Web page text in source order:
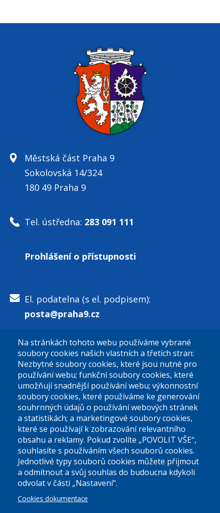
Městská část Praha 9
Sokolovská 14/324
180 49 Praha 9
Tel. ústředna: 283 091 111
Prohlášení o přístupnosti
El. podatelna (s el. podpisem):
posta@praha9.cz
El. podatelna (bez el. podpisu):
podatelna@praha9.cz
Úřední dny:
Po a St: 08.00-12.00; 13.00-18.00
Úřední hodiny
Na stránkách tohoto webu používáme vybrané
soubory cookies našich vlastních a třetích stran:
Nezbytné soubory cookies, které jsou nutné pro
používání webu; funkční soubory cookies, které
umožňují snadnější používání webu; výkonnostní
soubory cookies, které používáme ke generování
souhrnných údajů o používání webových stránek
a statistikách; a marketingové soubory cookies,
které se používají k zobrazování relevantního
obsahu a reklamy. Pokud zvolíte „POVOLIT VŠE“,
souhlasíte s používáním všech souborů cookies.
Jednotlivé typy souborů cookies můžete přijmout
a odmítnout a svůj souhlas do budoucna kdykoli
odvolat v části „Nastavení“.
Cookies dokumentace